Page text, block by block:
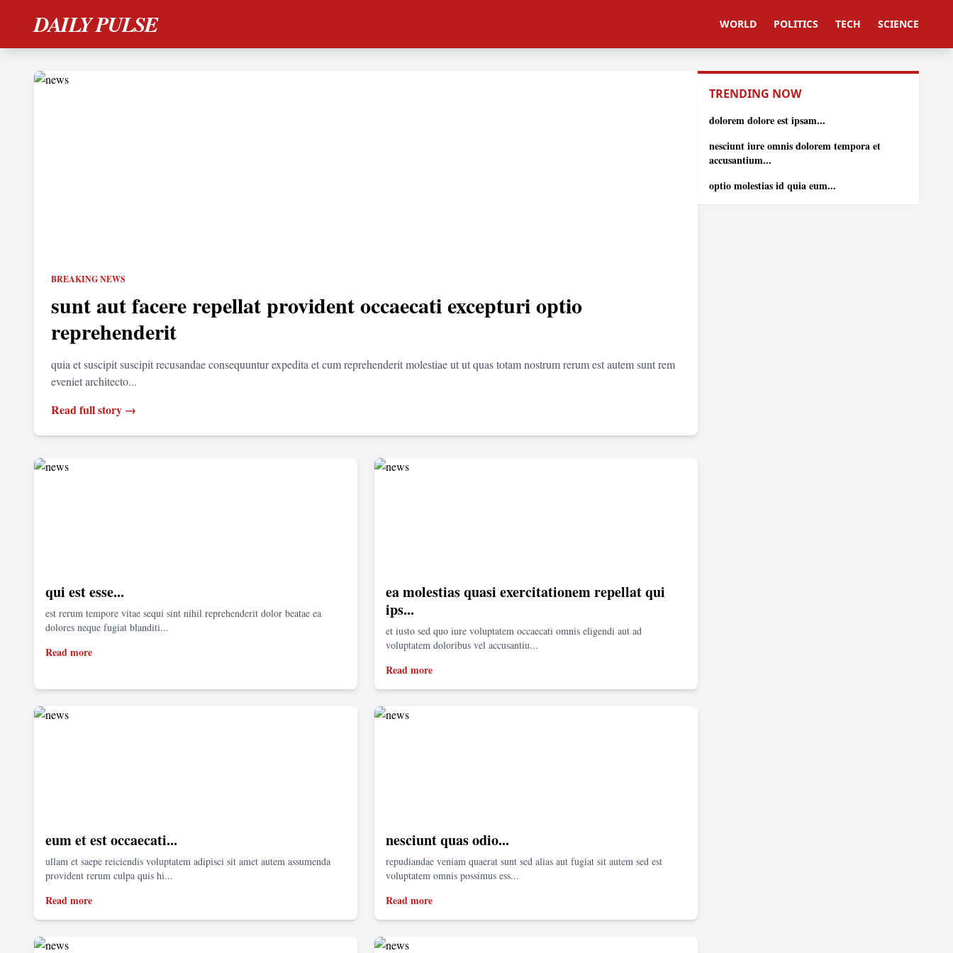
DAILY PULSE WORLD POLITICS TECH SCIENCE
BREAKING NEWS
sunt aut facere repellat provident occaecati excepturi optio
reprehenderit
quia et suscipit suscipit recusandae consequuntur expedita et cum reprehenderit molestiae ut ut quas totam nostrum rerum est autem sunt rem
eveniet architecto...
Read full story →
qui est esse...
est rerum tempore vitae sequi sint nihil reprehenderit dolor beatae ea
dolores neque fugiat blanditi...
Read more
ea molestias quasi exercitationem repellat qui
ips...
et iusto sed quo iure voluptatem occaecati omnis eligendi aut ad
voluptatem doloribus vel accusantiu...
Read more
eum et est occaecati...
ullam et saepe reiciendis voluptatem adipisci sit amet autem assumenda
provident rerum culpa quis hi...
Read more
nesciunt quas odio...
repudiandae veniam quaerat sunt sed alias aut fugiat sit autem sed est
voluptatem omnis possimus ess...
Read more
TRENDING NOW
dolorem dolore est ipsam...
nesciunt iure omnis dolorem tempora et
accusantium...
optio molestias id quia eum...